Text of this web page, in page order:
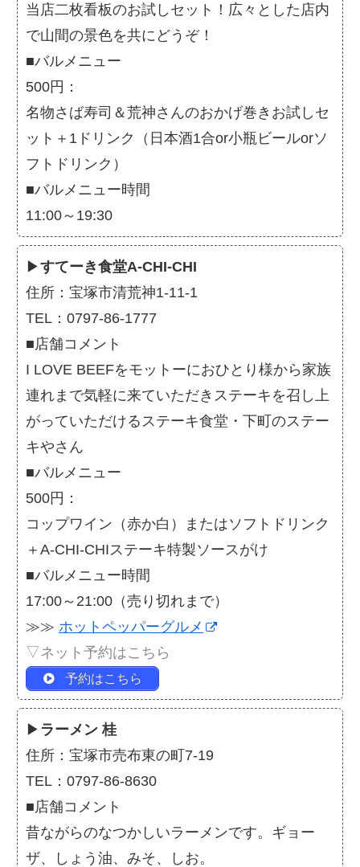
当店二枚看板のお試しセット！広々とした店内
で山間の景色を共にどうぞ！
■バルメニュー
500円：
名物さば寿司＆荒神さんのおかげ巻きお試しセ
ット＋1ドリンク（日本酒1合or小瓶ビールorソ
フトドリンク）
■バルメニュー時間
11:00～19:30
▶すてーき食堂A-CHI-CHI
住所：宝塚市清荒神1-11-1
TEL：0797-86-1777
■店舗コメント
I LOVE BEEFをモットーにおひとり様から家族
連れまで気軽に来ていただきステーキを召し上
がっていただけるステーキ食堂・下町のステー
キやさん
■バルメニュー
500円：
コップワイン（赤か白）またはソフトドリンク
＋A-CHI-CHIステーキ特製ソースがけ
■バルメニュー時間
17:00～21:00（売り切れまで）
≫≫ ホットペッパーグルメ
▽ネット予約はこちら
予約はこちら
▶ ラーメン 桂
住所：宝塚市売布東の町7-19
TEL：0797-86-8630
■店舗コメント
昔ながらのなつかしいラーメンです。ギョー
ザ、しょう油、みそ、しお。